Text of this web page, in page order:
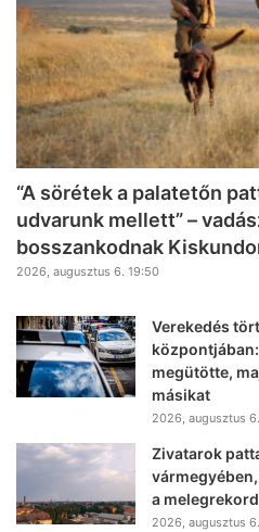
“A sörétek a palatetőn
udvarunk mellett” –
bosszankodnak
2026, augusztus 6. 19:50
Verekedés
megütötte,
másikat
2026, augusztus
Zivatarok
a
2026, augusztus